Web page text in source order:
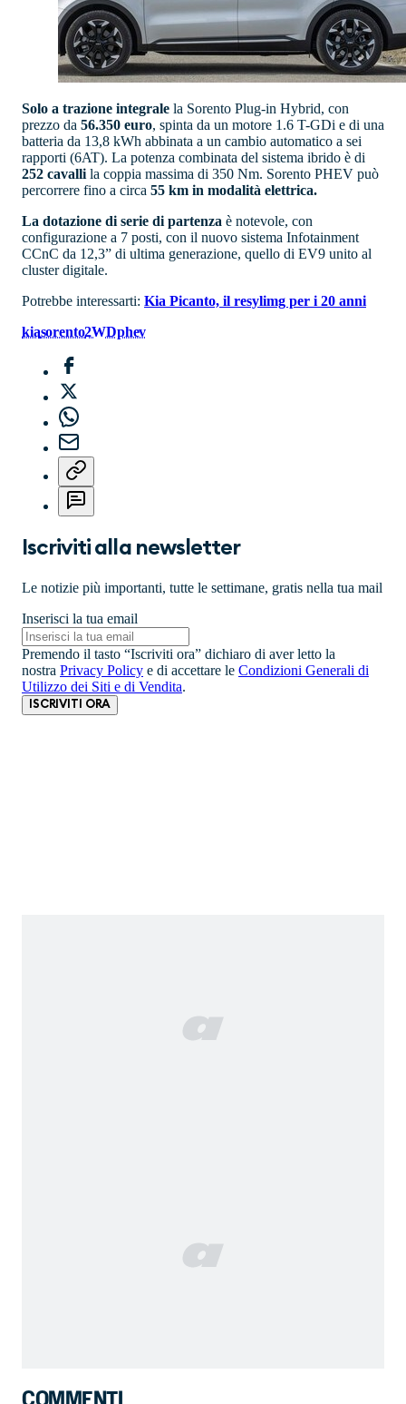
Solo a trazione integrale la Sorento Plug-in Hybrid, con
prezzo da 56.350 euro, spinta da un motore 1.6 T-GDi e di una
batteria da 13,8 kWh abbinata a un cambio automatico a sei
rapporti (6AT). La potenza combinata del sistema ibrido è di
252 cavalli la coppia massima di 350 Nm. Sorento PHEV può
percorrere fino a circa 55 km in modalità elettrica.
La dotazione di serie di partenza è notevole, con
configurazione a 7 posti, con il nuovo sistema Infotainment
CCnC da 12,3” di ultima generazione, quello di EV9 unito al
cluster digitale.
Potrebbe interessarti: Kia Picanto, il resylimg per i 20 anni
kiasorento2WDphev
Iscriviti alla newsletter
Le notizie più importanti, tutte le settimane, gratis nella tua mail
Inserisci la tua email
Premendo il tasto “Iscriviti ora” dichiaro di aver letto la
nostra Privacy Policy e di accettare le Condizioni Generali di
Utilizzo dei Siti e di Vendita.
ISCRIVITI ORA